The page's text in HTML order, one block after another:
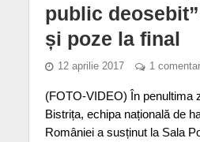
public
și poze la final
12 aprilie 2017 1
(FOTO-VIDEO) În penultima
Bistrița, echipa națională de
României a susținut la Sala